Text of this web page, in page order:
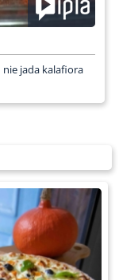
nie jada kalafiora